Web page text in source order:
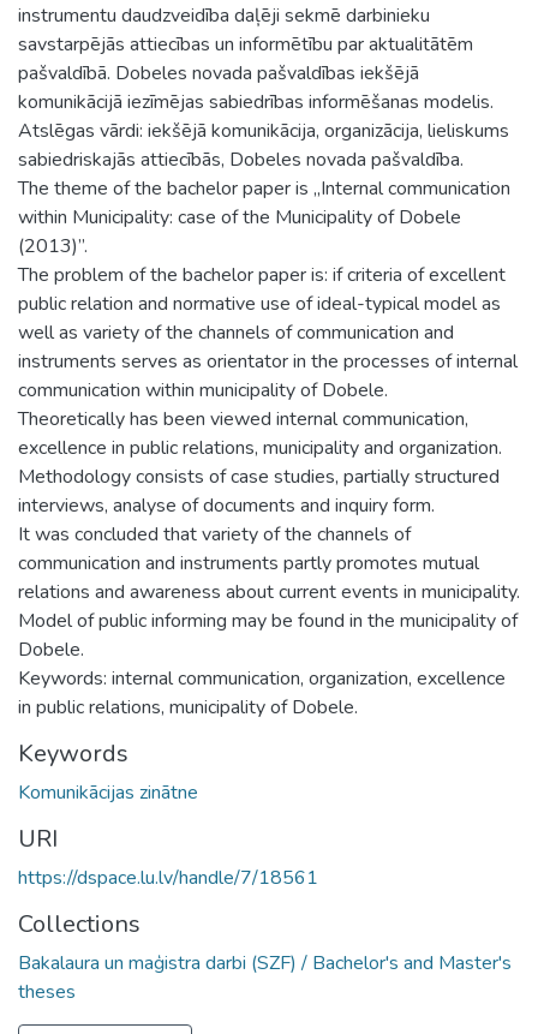
instrumentu daudzveidība daļēji sekmē darbinieku
savstarpējās attiecības un informētību par aktualitātēm
pašvaldībā. Dobeles novada pašvaldības iekšējā
komunikācijā iezīmējas sabiedrības informēšanas modelis.
Atslēgas vārdi: iekšējā komunikācija, organizācija, lieliskums
sabiedriskajās attiecībās, Dobeles novada pašvaldība.
The theme of the bachelor paper is „Internal communication
within Municipality: case of the Municipality of Dobele
(2013)”.
The problem of the bachelor paper is: if criteria of excellent
public relation and normative use of ideal-typical model as
well as variety of the channels of communication and
instruments serves as orientator in the processes of internal
communication within municipality of Dobele.
Theoretically has been viewed internal communication,
excellence in public relations, municipality and organization.
Methodology consists of case studies, partially structured
interviews, analyse of documents and inquiry form.
It was concluded that variety of the channels of
communication and instruments partly promotes mutual
relations and awareness about current events in municipality.
Model of public informing may be found in the municipality of
Dobele.
Keywords: internal communication, organization, excellence
in public relations, municipality of Dobele.
Keywords
Komunikācijas zinātne
URI
https://dspace.lu.lv/handle/7/18561
Collections
Bakalaura un maģistra darbi (SZF) / Bachelor's and Master's
theses